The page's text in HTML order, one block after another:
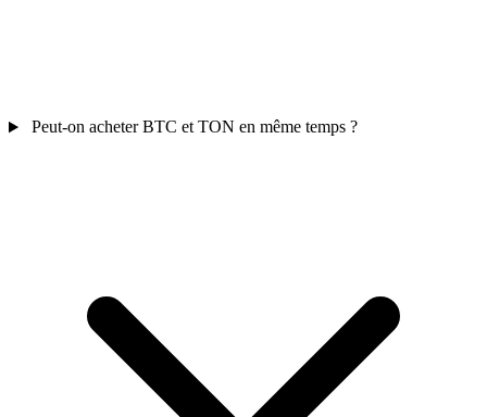
Peut-on acheter BTC et TON en même temps ?